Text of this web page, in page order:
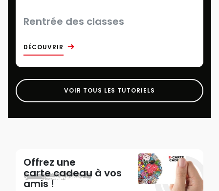
Rentrée des classes
DÉCOUVRIR
VOIR TOUS LES TUTORIELS
Offrez une
carte cadeau à vos
amis !